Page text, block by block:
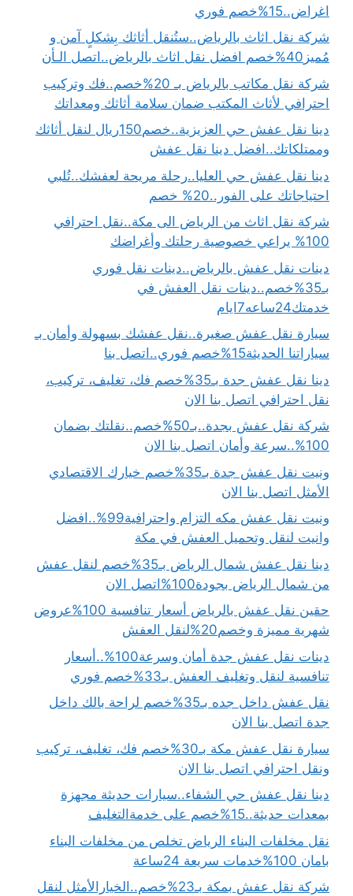
اغراض..15%خصم فوري
شركة نقل اثاث بالرياض..ستُنقل أثاثك بِشكلٍ آمن و
مُميز40%خصم افضل نقل اثاث بالرياض..اتصل الـأن
شركة نقل مكاتب بالرياض بـ 20%خصم..فك وتركيب
احترافي لأثاث المكتب ضمان سلامة أثاثك ومعداتك
دينا نقل عفش حي العزيزية..خصم150ريال لنقل أثاثك
وممتلكاتك..افضل دينا نقل عفش
دينا نقل عفش حي العليا..رحلة مريحة لعفشك..تُلبي
احتياجاتك على الفور..20% خصم
شركة نقل اثاث من الرياض الى مكة..نقل احترافي
100% يراعي خصوصية رحلتك وأغراضك
دينات نقل عفش بالرياض..دينات نقل فوري
بـ35%خصم..دينات نقل العفش في
خدمتك24ساعه7ايام
سيارة نقل عفش صغيرة..نقل عفشك بسهولة وأمان بـ
سياراتنا الحديثة15%خصم فوري..اتصل بنا
دينا نقل عفش جدة بـ35%خصم فك، تغليف، تركيب،
نقل احترافي اتصل بنا الان
شركة نقل عفش بجدة..بـ50%خصم..نقلتك بضمان
100%..سرعة وأمان اتصل بنا الان
ونيت نقل عفش جدة بـ35%خصم خيارك الاقتصادي
الأمثل اتصل بنا الان
ونيت نقل عفش مكه التزام واحترافية99%..افضل
وانيت لنقل وتحميل العفش في مكة
دينا نقل عفش شمال الرياض بـ35%خصم لنقل عفش
من شمال الرياض بجودة100%اتصل الان
حقين نقل عفش بالرياض أسعار تنافسية 100%عروض
شهرية مميزة وخصم20%لنقل العفش
دينات نقل عفش جدة أمان وسرعة100%..أسعار
تنافسية لنقل وتغليف العفش بـ33%خصم فوري
نقل عفش داخل جده بـ35%خصم لراحة بالك داخل
جدة اتصل بنا الان
سيارة نقل عفش مكة بـ30%خصم فك، تغليف، تركيب
ونقل احترافي اتصل بنا الان
دينا نقل عفش حي الشفاء..سيارات حديثة مجهزة
بمعدات حديثة..15%خصم على خدمةالتغليف
نقل مخلفات البناء الرياض تخلص من مخلفات البناء
بامان 100%خدمات سريعة 24ساعة
شركة نقل عفش بمكة بـ23%خصم..الخيارالأمثل لنقل